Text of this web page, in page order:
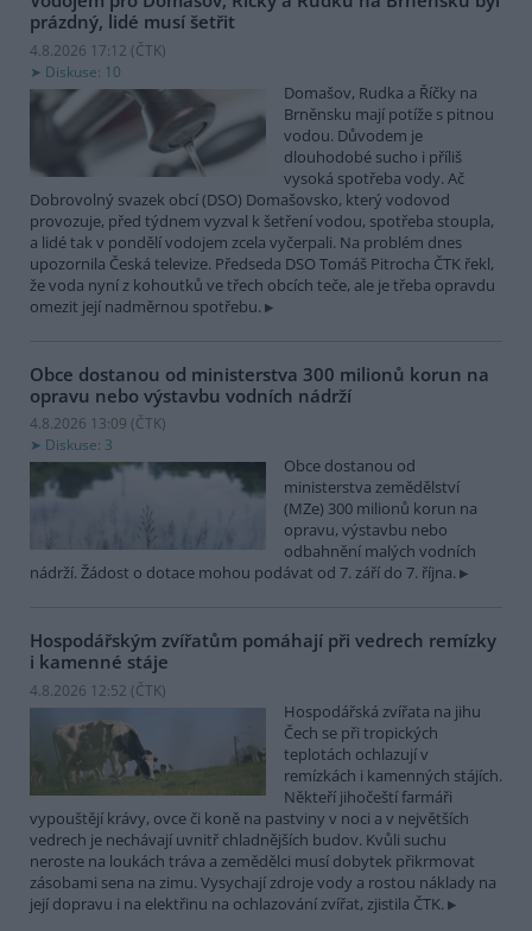
prázdný, lidé musí šetřit
4.8.2026 17:12 (ČTK)
Diskuse: 10
Domašov, Rudka a Říčky na
Brněnsku mají potíže s pitnou
vodou. Důvodem je
dlouhodobé sucho i příliš
vysoká spotřeba vody. Ač
Dobrovolný svazek obcí (DSO) Domašovsko, který vodovod
provozuje, před týdnem vyzval k šetření vodou, spotřeba stoupla,
a lidé tak v pondělí vodojem zcela vyčerpali. Na problém dnes
upozornila Česká televize. Předseda DSO Tomáš Pitrocha ČTK řekl,
že voda nyní z kohoutků ve třech obcích teče, ale je třeba opravdu
omezit její nadměrnou spotřebu.
Obce dostanou od ministerstva 300 milionů korun na
opravu nebo výstavbu vodních nádrží
4.8.2026 13:09 (ČTK)
Diskuse: 3
Obce dostanou od
ministerstva zemědělství
(MZe) 300 milionů korun na
opravu, výstavbu nebo
odbahnění malých vodních
nádrží. Žádost o dotace mohou podávat od 7. září do 7. října.
Hospodářským zvířatům pomáhají při vedrech remízky
i kamenné stáje
4.8.2026 12:52 (ČTK)
Hospodářská zvířata na jihu
Čech se při tropických
teplotách ochlazují v
remízkách i kamenných stájích.
Někteří jihočeští farmáři
vypouštějí krávy, ovce či koně na pastviny v noci a v největších
vedrech je nechávají uvnitř chladnějších budov. Kvůli suchu
neroste na loukách tráva a zemědělci musí dobytek přikrmovat
zásobami sena na zimu. Vysychají zdroje vody a rostou náklady na
její dopravu i na elektřinu na ochlazování zvířat, zjistila ČTK.